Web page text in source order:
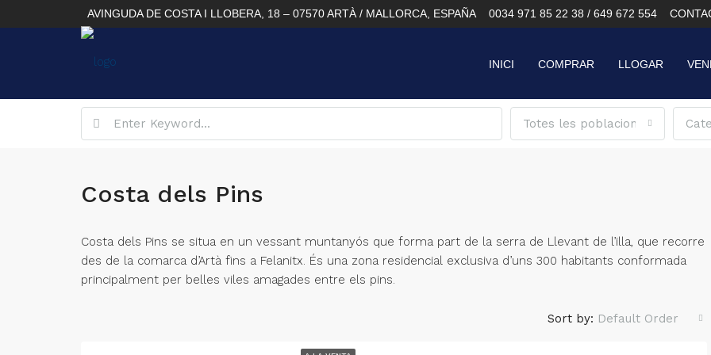
AVINGUDA DE COSTA I LLOBERA, 18 – 07570 ARTÀ / MALLORCA, ESPAÑA 0034 971 85 22 38 / 649 672 554
INICI COMPRAR LLOGAR
Totes les poblacions
Costa dels Pins
Costa dels Pins se situa en un vessant muntanyós que forma part de la serra de Llevant de l’illa, que recorre
des de la comarca d’Artà fins a Felanitx. És una zona residencial exclusiva d’uns 300 habitants conformada
principalment per belles viles amagades entre els pins.
Sort by: Default Order